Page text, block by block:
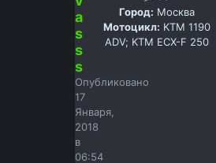
a
s
s
s
Опубликовано
17
Января,
2018
в
06:54
Город: Москва
Мотоцикл: KTM 1190
ADV; KTM ECX-F 250